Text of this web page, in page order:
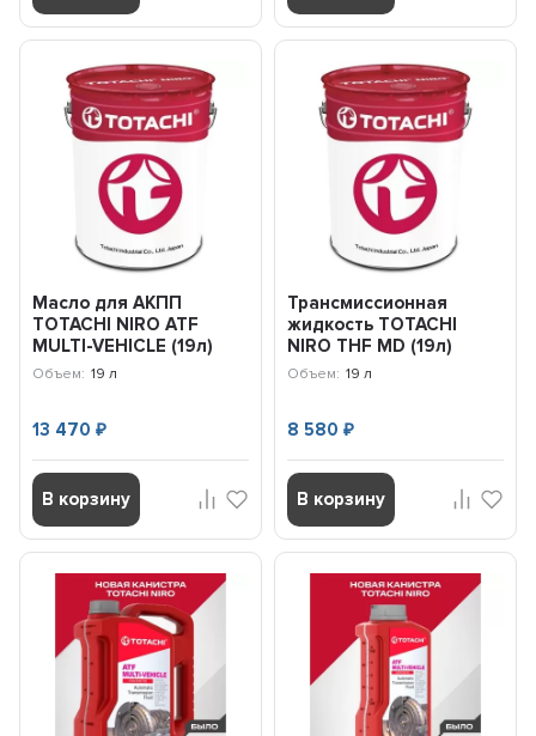
Масло для АКПП
TOTACHI NIRO ATF
MULTI-VEHICLE (19л)
22420
Объем: 19 л
13 470₽
В корзину
Трансмиссионная
жидкость TOTACHI
NIRO THF MD (19л)
52020
Объем: 19 л
8 580 ₽
В корзину